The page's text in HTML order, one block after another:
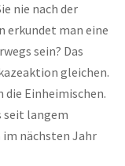
nie nach der
erkundet man eine
sein? Das
gleichen.
die Einheimischen.
seit langem
nächsten Jahr